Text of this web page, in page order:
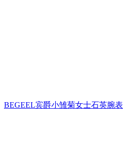
BEGEEL宾爵小雏菊女士石英腕表